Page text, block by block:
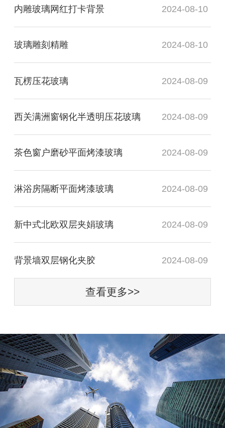
内雕玻璃网红打卡背景 2024-08-10
玻璃雕刻精雕 2024-08-10
瓦楞压花玻璃 2024-08-09
西关满洲窗钢化半透明压花玻璃 2024-08-09
茶色窗户磨砂平面烤漆玻璃 2024-08-09
淋浴房隔断平面烤漆玻璃 2024-08-09
新中式北欧双层夹娟玻璃 2024-08-09
背景墙双层钢化夹胶 2024-08-09
查看更多>>